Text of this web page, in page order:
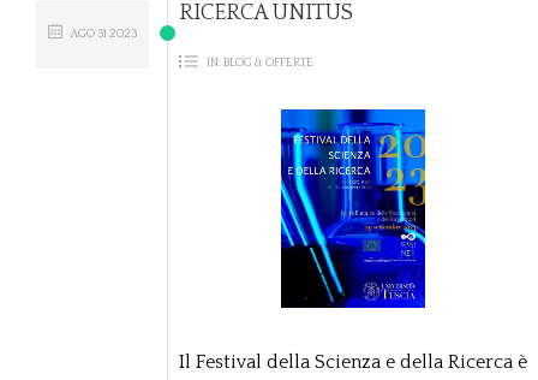
RICERCA UNITUS
IN: BLOG & OFFERTE
AGO 31 2023
Il Festival della Scienza e della Ricerca è